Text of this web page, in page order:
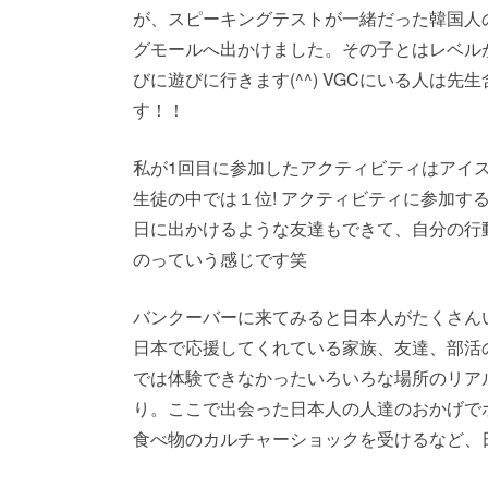
が、スピーキングテストが一緒だった韓国
グモールへ出かけました。その子とはレベ
びに遊びに行きます(^^) VGCにいる人は先
す！！
私が1回目に参加したアクティビティはアイ
生徒の中では１位! アクティビティに参加す
日に出かけるような友達もできて、自分の
のっていう感じです笑
バンクーバーに来てみると日本人がたくさ
日本で応援してくれている家族、友達、部
では体験できなかったいろいろな場所のリ
り。ここで出会った日本人の人達のおかげ
食べ物のカルチャーショックを受けるなど